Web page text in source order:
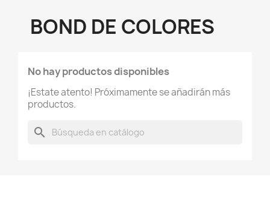
BOND DE COLORES
No hay productos disponibles
¡Estate atento! Próximamente se añadirán más
productos.
search